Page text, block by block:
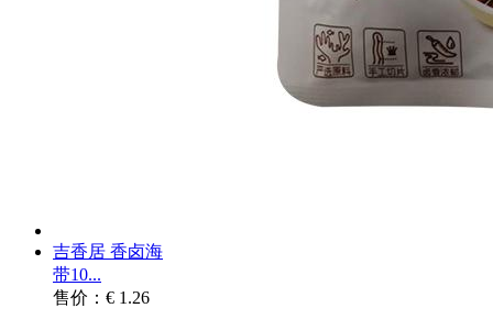
吉香居 香卤海
带10...
售价：€ 1.26